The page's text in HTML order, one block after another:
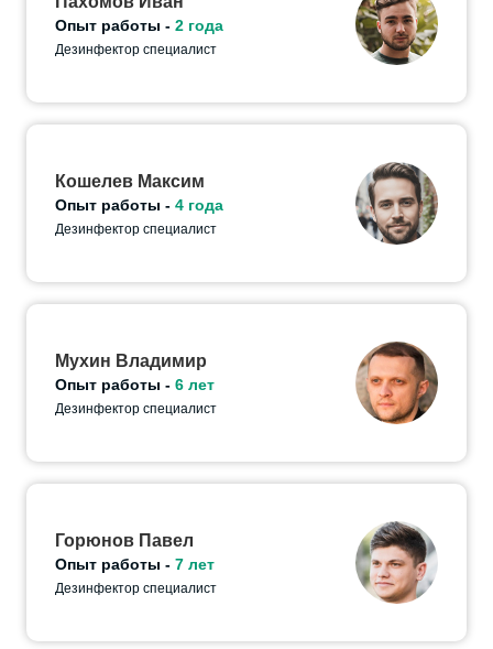
Опыт работы - 2 года
Дезинфектор специалист
Кошелев Максим
Опыт работы - 4 года
Дезинфектор специалист
Мухин Владимир
Опыт работы - 6 лет
Дезинфектор специалист
Горюнов Павел
Опыт работы - 7 лет
Дезинфектор специалист